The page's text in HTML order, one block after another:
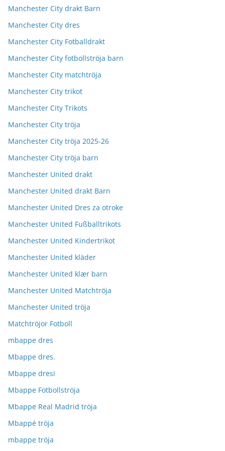
Manchester City drakt Barn
Manchester City dres
Manchester City Fotballdrakt
Manchester City fotbollströja barn
Manchester City matchtröja
Manchester City trikot
Manchester City Trikots
Manchester City tröja
Manchester City tröja 2025-26
Manchester City tröja barn
Manchester United drakt
Manchester United drakt Barn
Manchester United Dres za otroke
Manchester United Fußballtrikots
Manchester United Kindertrikot
Manchester United kläder
Manchester United klær barn
Manchester United Matchtröja
Manchester United tröja
Matchtröjor Fotboll
mbappe dres
Mbappe dres.
Mbappe dresi
Mbappe Fotbollströja
Mbappe Real Madrid tröja
Mbappé tröja
mbappe tröja